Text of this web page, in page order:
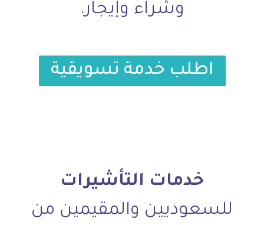
وشراء وإيجار.
اطلب خدمة تسويقية
خدمات التأشيرات
للسعوديين والمقيمين من